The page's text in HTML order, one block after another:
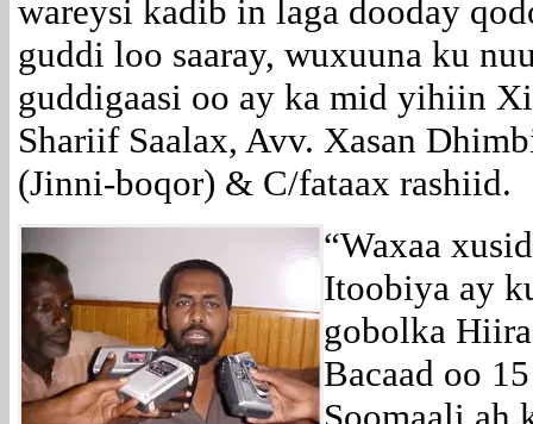
wareysi kadib in laga dooday
guddi loo saaray, wuxuuna ku
guddigaasi oo ay ka mid yihiin
Shariif Saalax, Avv. Xasan
(Jinni-boqor) & C/fataax rashiid.
“Waxaa
Itoobiya ay
gobolka
Bacaad oo